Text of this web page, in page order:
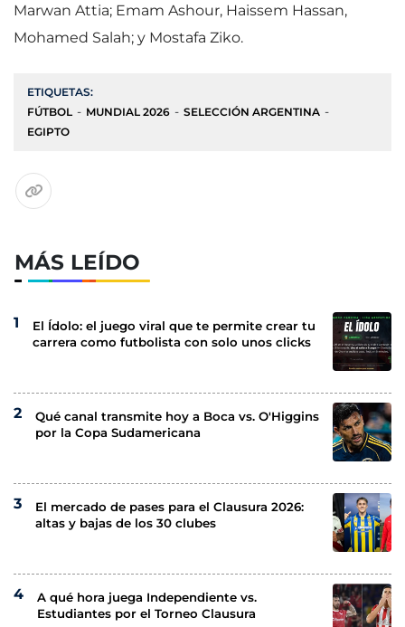
Marwan Attia; Emam Ashour, Haissem Hassan,
Mohamed Salah; y Mostafa Ziko.
ETIQUETAS:
FÚTBOL
MUNDIAL 2026
SELECCIÓN ARGENTINA
EGIPTO
MÁS LEÍDO
El Ídolo: el juego viral que te permite crear tu
carrera como futbolista con solo unos clicks
Qué canal transmite hoy a Boca vs. O'Higgins
por la Copa Sudamericana
El mercado de pases para el Clausura 2026:
altas y bajas de los 30 clubes
A qué hora juega Independiente vs.
Estudiantes por el Torneo Clausura